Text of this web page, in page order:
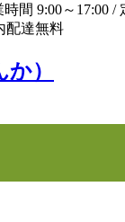
時間 9:00～
配達無料